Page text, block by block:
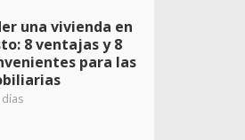
una vivienda en
8 ventajas y 8
para las
días